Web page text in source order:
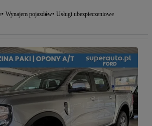
Wynajem pojazdów Usługi ubezpieczeniowe